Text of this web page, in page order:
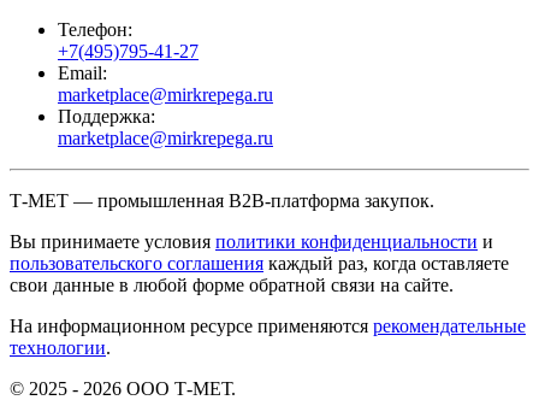
Телефон:
+7(495)795-41-27
Email:
marketplace@mirkrepega.ru
Поддержка:
marketplace@mirkrepega.ru
Т-МЕТ — промышленная B2B-платформа закупок.
Вы принимаете условия политики конфиденциальности и
пользовательского соглашения каждый раз, когда оставляете
свои данные в любой форме обратной связи на сайте.
На информационном ресурсе применяются рекомендательные
технологии.
© 2025 - 2026 ООО Т-МЕТ.